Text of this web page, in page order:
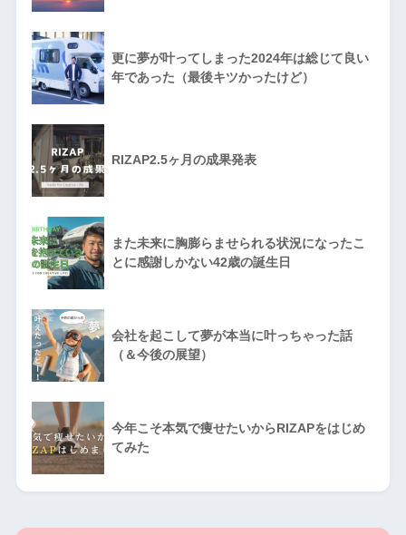
更に夢が叶ってしまった2024年は総じて良い
年であった（最後キツかったけど）
RIZAP2.5ヶ月の成果発表
また未来に胸膨らませられる状況になったこ
とに感謝しかない42歳の誕生日
会社を起こして夢が本当に叶っちゃった話
（＆今後の展望）
今年こそ本気で痩せたいからRIZAPをはじめ
てみた